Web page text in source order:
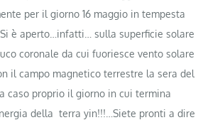
per il giorno 16 maggio in tempesta
è aperto…infatti… sulla superficie solare
coronale da cui fuoriesce vento solare
il campo magnetico terrestre la sera del
caso proprio il giorno in cui termina
della terra yin!!!…Siete pronti a dire